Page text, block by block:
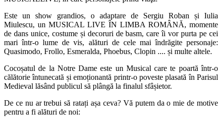
Este un show grandios, o adaptare de Sergiu Roban și Iulia
Miulescu, un MUSICAL LIVE ÎN LIMBA ROMÂNĂ, momente
de dans unice, costume și decoruri de basm, care îi vor purta pe cei
mari într-o lume de vis, alături de cele mai îndrăgite personaje:
Quasimodo, Frollo, Esmeralda, Phoebus, Clopin .... și multe altele.
Cocoșatul de la Notre Dame este un Musicalcare te poartă într-o
călătorie întunecată și emoționantă printr-o poveste plasată în Parisul
Medieval lăsând publicul să plângă la finalul sfâșietor.
De ce nu ar trebui să ratați așa ceva? Vă putem da o mie de motive
pentru a fi alături de noi: